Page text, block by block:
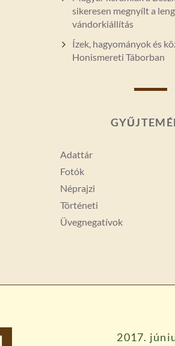
sikeresen megnyílt a
vándorkiállítás
Ízek, hagyományok és
Honismereti Táborban
Adattár
Fotók
Néprajzi
Történeti
Üvegnegatívok
2017.